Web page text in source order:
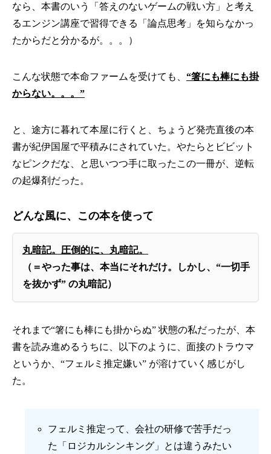
なら、本書のいう「答えのないゲームの戦い方」と考え
るエンジン講座で習得できる「論点思考」を知らなかっ
たからだと分かるが。。。）
こんな状態で本命ファームを受けても、 “箸にも棒にも掛
からない。。。”
と、途方に暮れて本屋に行くと、ちょうど発売直後の本
書が紀伊国屋で平積みにされていた。やたらとビビット
なピンクだな、と思いつつ手に取ったこの一冊が、逆転
の起爆剤だった。
どんな風に、この本を使って
丸暗記。圧倒的に、丸暗記。
（＝やった事は、本当にそれだけ。しかし、“一切手
を抜かず” の丸暗記）
それまで“箸にも棒にも掛からぬ” 状態の私だったが、本
書を読み進めるうちに、以下のように、面接のトラウマ
というか、“フェルミ推定嫌い” が溶けていく感じがし
た。
フェルミ推定って、会社の研修で苦手だっ
た「ロジカルシンキング」とは違うみたい